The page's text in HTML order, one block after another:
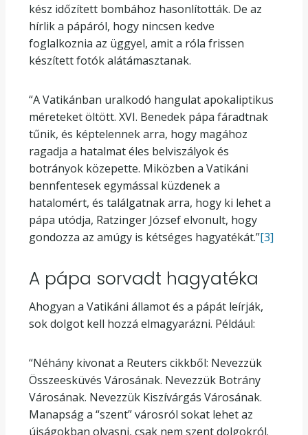
kész időzített bombához hasonlították. De az
hírlik a pápáról, hogy nincsen kedve
foglalkoznia az üggyel, amit a róla frissen
készített fotók alátámasztanak.
“A Vatikánban uralkodó hangulat apokaliptikus
méreteket öltött. XVI. Benedek pápa fáradtnak
tűnik, és képtelennek arra, hogy magához
ragadja a hatalmat éles belviszályok és
botrányok közepette. Miközben a Vatikáni
bennfentesek egymással küzdenek a
hatalomért, és találgatnak arra, hogy ki lehet a
pápa utódja, Ratzinger József elvonult, hogy
gondozza az amúgy is kétséges hagyatékát.”[3]
A pápa sorvadt hagyatéka
Ahogyan a Vatikáni államot és a pápát leírják,
sok dolgot kell hozzá elmagyarázni. Például:
“Néhány kivonat a Reuters cikkből: Nevezzük
Összeesküvés Városának. Nevezzük Botrány
Városának. Nevezzük Kiszívárgás Városának.
Manapság a “szent” városról sokat lehet az
újságokban olvasni, csak nem szent dolgokról.